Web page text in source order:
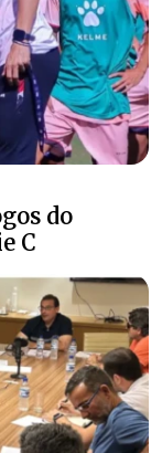
do
C